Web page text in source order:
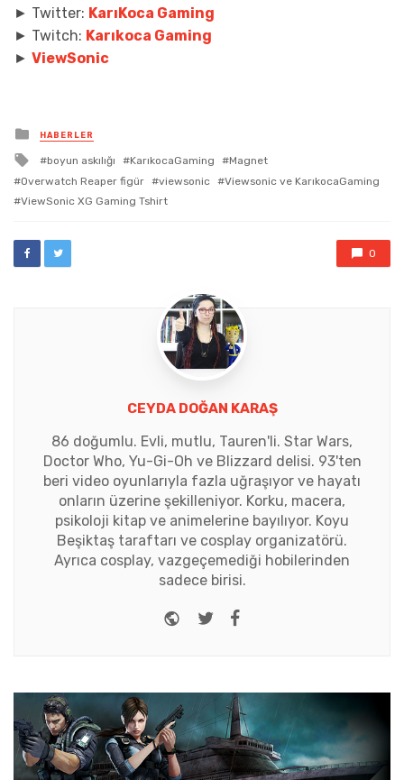
► Twitter: KarıKoca Gaming
► Twitch: Karıkoca Gaming
► ViewSonic
Posted
in
HABERLER
Tagged
boyun askılığı KarıkocaGaming
Magnet
Overwatch Reaper figür
viewsonic
Viewsonic ve KarıkocaGaming
ViewSonic XG Gaming Tshirt
0
CEYDA DOĞAN KARAŞ
86 doğumlu. Evli, mutlu, Tauren'li. Star Wars,
Doctor Who, Yu-Gi-Oh ve Blizzard delisi. 93'ten
beri video oyunlarıyla fazla uğraşıyor ve hayatı
onların üzerine şekilleniyor. Korku, macera,
psikoloji kitap ve animelerine bayılıyor. Koyu
Beşiktaş taraftarı ve cosplay organizatörü.
Ayrıca cosplay, vazgeçemediği hobilerinden
sadece birisi.
Website
Twitter